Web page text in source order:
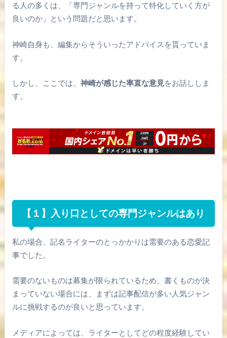
る人の多くは、「専門ジャンルを持って特化していく方が
良いのか」という問題だと思います。
神崎自身も、編集からそういったアドバイスを貰っていま
す。
しかし、ここでは、 神崎が感じた率直な意見をお話ししま
す。
【１】入り口としての専門ジャンルはあり
私の場合、記名ライターのとっかかりは需要のある恋愛記
事でした。
需要のないものは募集が限られているため、書くものが決
まっていない場合には、まずは記事配信が多い人気ジャン
ルに挑戦するのが良いと思っています。
メディアによっては、ライターとしてどの程度経験してい